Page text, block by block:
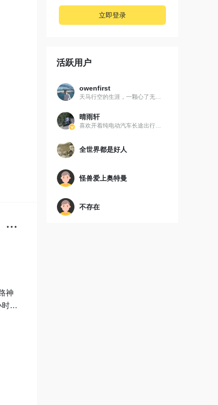
神
会
立即登录
活跃用户
owenfirst
天马行空的生涯，一颗心了无牵挂
晴雨轩
喜欢开着纯电动汽车长途出行，分享见闻、用车经验
全世界都是好人
怪兽爱上奥特曼
不存在